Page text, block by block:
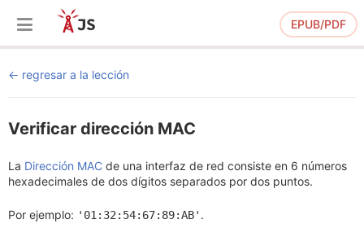
EPUB/PDF
regresar a la lección
Verificar dirección MAC
La Dirección MAC de una interfaz de red consiste en 6 números
hexadecimales de dos dígitos separados por dos puntos.
Por ejemplo: '01:32:54:67:89:AB' .